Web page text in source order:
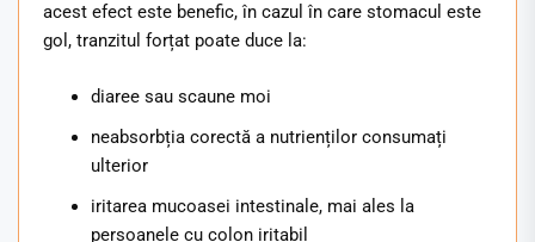
acest efect este benefic, în cazul în care stomacul este
gol, tranzitul forțat poate duce la:
diaree sau scaune moi
neabsorbția corectă a nutrienților consumați
ulterior
iritarea mucoasei intestinale, mai ales la
persoanele cu colon iritabil